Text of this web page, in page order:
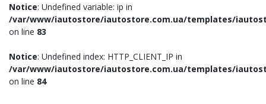
Notice: Undefined variable: ip in
/var/www/iautostore/iautostore.com.ua/templates/
on line 83
Notice: Undefined index: HTTP_CLIENT_IP in
/var/www/iautostore/iautostore.com.ua/templates/
on line 84